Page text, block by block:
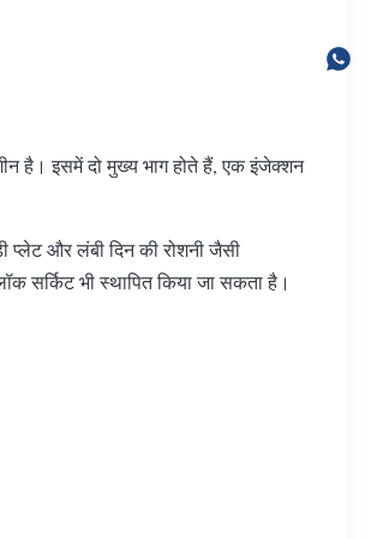
है। इसमें दो मुख्य भाग होते हैं, एक इंजेक्शन
प्लेट और लंबी दिन की रोशनी जैसी
सर्किट भी स्थापित किया जा सकता है।